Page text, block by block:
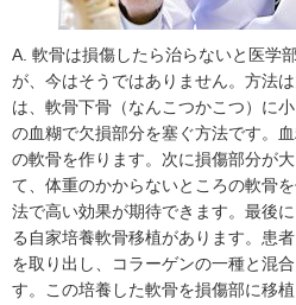
A. 軟骨は損傷したら治らないと医学
が、今はそうではありません。方法
は、軟骨下骨（なんこつかこつ）に
の血糊で欠損部分を塞ぐ方法です。
の軟骨を作ります。次に損傷部分が
て、体重のかからないところの軟骨
法で高い効果が期待できます。最後
る自家培養軟骨移植があります。患
を取り出し、コラーゲンの一種と混
す。この培養した軟骨を損傷部に移